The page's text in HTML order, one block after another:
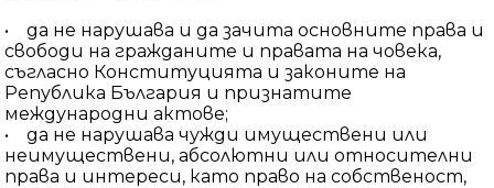
• да не нарушава и да зачита основните права и
свободи на гражданите и правата на човека,
съгласно Конституцията и законите на
Република България и признатите
международни актове;
• да не нарушава чужди имуществени или
неимуществени, абсолютни или относителни
права и интереси, като право на собственост,